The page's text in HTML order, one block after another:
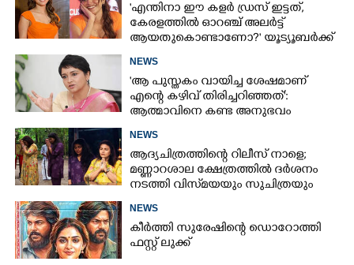
'എന്തിനാ ഈ കളർ ഡ്രസ് ഇട്ടത്,
കേരളത്തിൽ ഓറഞ്ച് അല‌ർട്ട്
ആയതുകൊണ്ടാണോ?' യൂട്യൂബർക്ക്
NEWS
'ആ പുസ്തകം വായിച്ച ശേഷമാണ്
എന്റെ കഴിവ് തിരിച്ചറിഞ്ഞത്':
ആത്മാവിനെ കണ്ട അനുഭവം
NEWS
ആദ്യചിത്രത്തിന്റെ റിലീസ് നാളെ;
മണ്ണാറശാല ക്ഷേത്രത്തിൽ ദർശനം
നടത്തി വിസ്‌മയയും സുചിത്രയും
NEWS
കീർത്തി സുരേഷിന്റെ ഡൊറോത്തി
ഫസ്റ്റ് ലുക്ക്